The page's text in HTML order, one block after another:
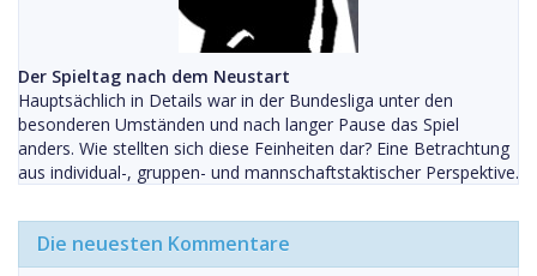
Der Spieltag nach dem Neustart
Hauptsächlich in Details war in der Bundesliga unter den
besonderen Umständen und nach langer Pause das Spiel
anders. Wie stellten sich diese Feinheiten dar? Eine Betrachtung
aus individual-, gruppen- und mannschaftstaktischer Perspektive.
Die neuesten Kommentare